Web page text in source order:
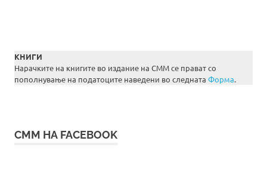
КНИГИ
Нарачките на книгите во издание на СММ се прават со
пополнување на податоците наведени во следната Форма.
СММ НА FACEBOOK